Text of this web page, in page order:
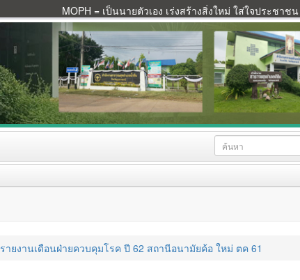
MOPH = เป็นนายตัวเอง เร่งสร้างสิ่งใหม่ ใส่ใจประชา
รายงานเดือนฝ่ายควบคุมโรค ปี 62 สถานีอนามัยค้อ ใหม่ ตค 61